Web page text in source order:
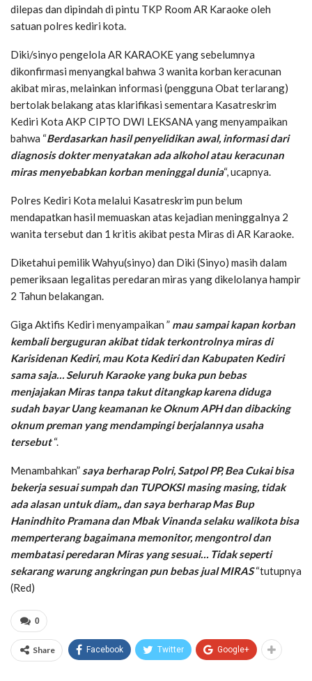
dilepas dan dipindah di pintu TKP Room AR Karaoke oleh
satuan polres kediri kota.
Diki/sinyo pengelola AR KARAOKE yang sebelumnya
dikonfirmasi menyangkal bahwa 3 wanita korban keracunan
akibat miras, melainkan informasi (pengguna Obat terlarang)
bertolak belakang atas klarifikasi sementara Kasatreskrim
Kediri Kota AKP CIPTO DWI LEKSANA yang menyampaikan
bahwa “Berdasarkan hasil penyelidikan awal, informasi dari
diagnosis dokter menyatakan ada alkohol atau keracunan
miras menyebabkan korban meninggal dunia“, ucapnya.
Polres Kediri Kota melalui Kasatreskrim pun belum
mendapatkan hasil memuaskan atas kejadian meninggalnya 2
wanita tersebut dan 1 kritis akibat pesta Miras di AR Karaoke.
Diketahui pemilik Wahyu(sinyo) dan Diki (Sinyo) masih dalam
pemeriksaan legalitas peredaran miras yang dikelolanya hampir
2 Tahun belakangan.
Giga Aktifis Kediri menyampaikan ” mau sampai kapan korban
kembali berguguran akibat tidak terkontrolnya miras di
Karisidenan Kediri, mau Kota Kediri dan Kabupaten Kediri
sama saja… Seluruh Karaoke yang buka pun bebas
menjajakan Miras tanpa takut ditangkap karena diduga
sudah bayar Uang keamanan ke Oknum APH dan dibacking
oknum preman yang mendampingi berjalannya usaha
tersebut“.
Menambahkan” saya berharap Polri, Satpol PP, Bea Cukai bisa
bekerja sesuai sumpah dan TUPOKSI masing masing, tidak
ada alasan untuk diam,, dan saya berharap Mas Bup
Hanindhito Pramana dan Mbak Vinanda selaku walikota bisa
memperterang bagaimana memonitor, mengontrol dan
membatasi peredaran Miras yang sesuai… Tidak seperti
sekarang warung angkringan pun bebas jual MIRAS“tutupnya
(Red)
0
Share Facebook Twitter Google+